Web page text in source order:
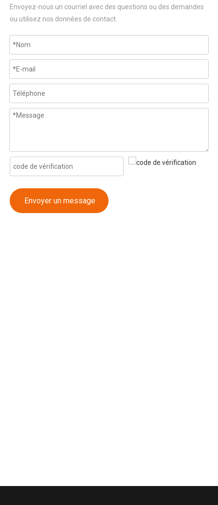
Envoyez-nous un courriel avec des questions ou des demandes
ou utilisez nos données de contact.
Envoyer un message